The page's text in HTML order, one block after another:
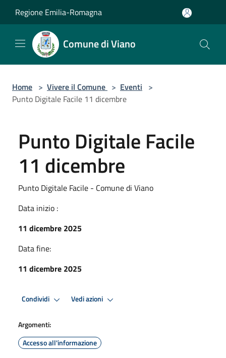
Regione Emilia-Romagna
Comune di Viano
Home > Vivere il Comune > Eventi >
Punto Digitale Facile 11 dicembre
Punto Digitale Facile
11 dicembre
Punto Digitale Facile - Comune di Viano
Data inizio :
11 dicembre 2025
Data fine:
11 dicembre 2025
Condividi Vedi azioni
Argomenti:
Accesso all'informazione